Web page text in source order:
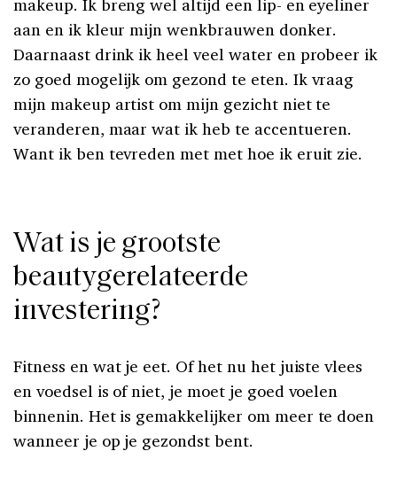
aan en ik kleur mijn wenkbrauwen donker.
Daarnaast drink ik heel veel water en probeer ik
zo goed mogelijk om gezond te eten. Ik vraag
mijn makeup artist om mijn gezicht niet te
veranderen, maar wat ik heb te accentueren.
Want ik ben tevreden met met hoe ik eruit zie.
Wat is je grootste
beautygerelateerde
investering?
Fitness en wat je eet. Of het nu het juiste vlees
en voedsel is of niet, je moet je goed voelen
binnenin. Het is gemakkelijker om meer te doen
wanneer je op je gezondst bent.